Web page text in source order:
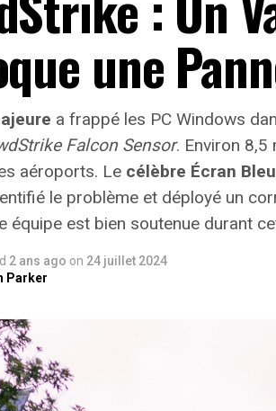
une
a frappé les PC Windows
Falcon Sensor. Environ 8,5
aéroports. Le célèbre Écran
le problème et déployé un
équipe est bien soutenue durant
2 ans ago on 24 juillet 2024
Parker